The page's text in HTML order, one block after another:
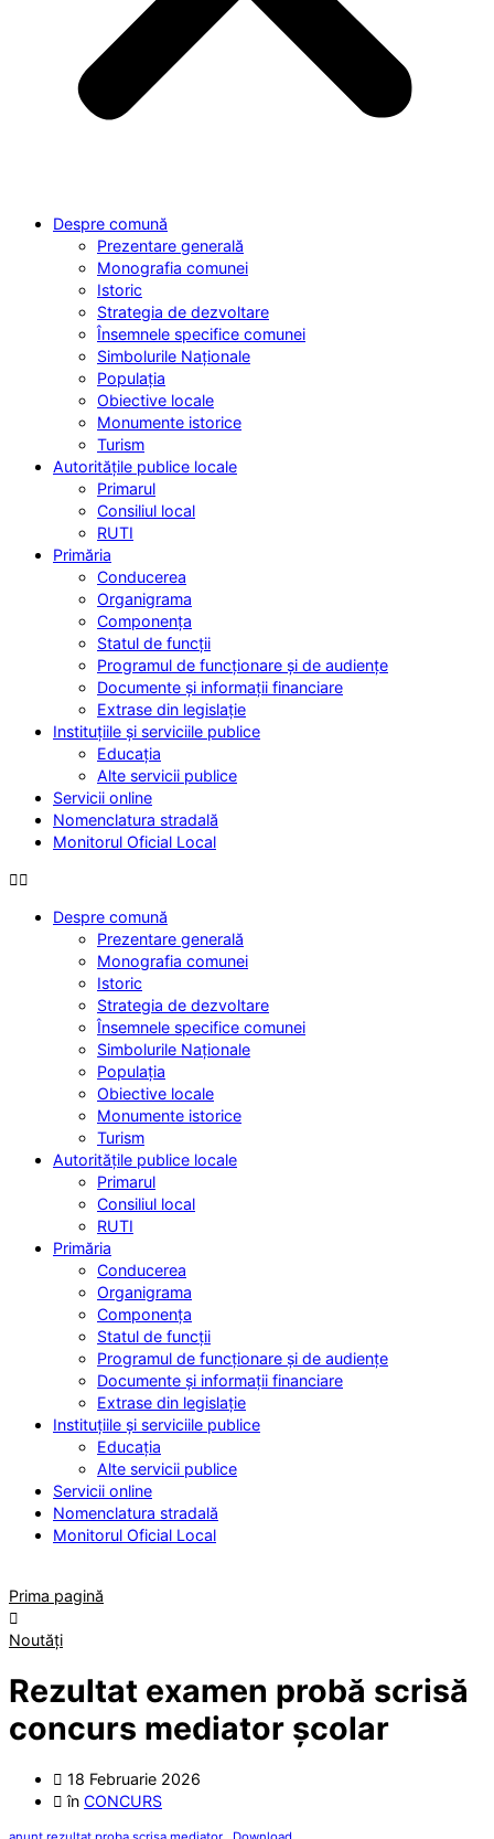
Despre comună
Prezentare generală
Monografia comunei
Istoric
Strategia de dezvoltare
Însemnele specifice comunei
Simbolurile Naționale
Populația
Obiective locale
Monumente istorice
Turism
Autoritățile publice locale
Primarul
Consiliul local
RUTI
Primăria
Conducerea
Organigrama
Componența
Statul de funcții
Programul de funcționare și de audiențe
Documente și informații financiare
Extrase din legislație
Instituțiile și serviciile publice
Educația
Alte servicii publice
Servicii online
Nomenclatura stradală
Monitorul Oficial Local
Despre comună
Prezentare generală
Monografia comunei
Istoric
Strategia de dezvoltare
Însemnele specifice comunei
Simbolurile Naționale
Populația
Obiective locale
Monumente istorice
Turism
Autoritățile publice locale
Primarul
Consiliul local
RUTI
Primăria
Conducerea
Organigrama
Componența
Statul de funcții
Programul de funcționare și de audiențe
Documente și informații financiare
Extrase din legislație
Instituțiile și serviciile publice
Educația
Alte servicii publice
Servicii online
Nomenclatura stradală
Monitorul Oficial Local
Prima pagină
Noutăți
Rezultat examen probă scrisă
concurs mediator școlar
18 Februarie 2026
în CONCURS